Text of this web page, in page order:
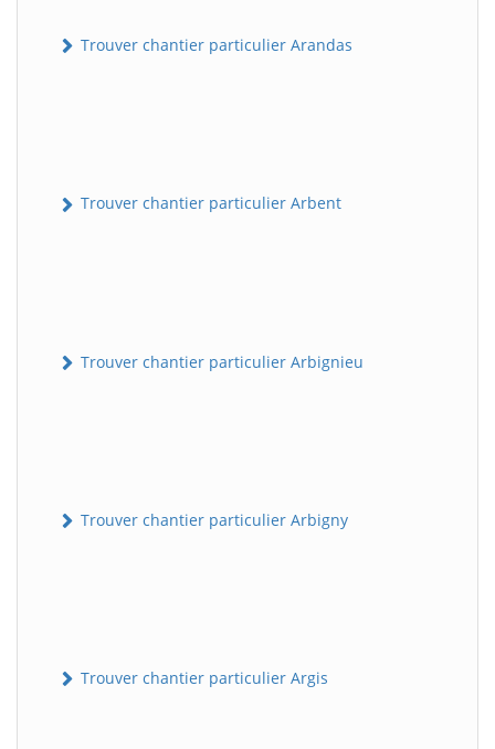
Trouver chantier particulier Arandas
Trouver chantier particulier Arbent
Trouver chantier particulier Arbignieu
Trouver chantier particulier Arbigny
Trouver chantier particulier Argis